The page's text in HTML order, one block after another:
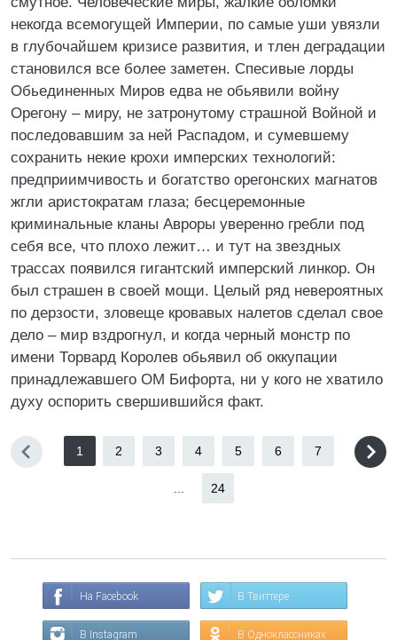
некогда всемогущей Империи, по самые уши увязли
в глубочайшем кризисе развития, и тлен деградации
становился все более заметен. Спесивые лорды
Обьединенных Миров едва не обьявили войну
Орегону – миру, не затронутому страшной Войной и
последовавшим за ней Распадом, и сумевшему
сохранить некие крохи имперских технологий:
предприимчивость и богатство орегонских магнатов
жгли аристократам глаза; бесцеремонные
криминальные кланы Авроры уверенно гребли под
себя все, что плохо лежит… и тут на звездных
трассах появился гигантский имперский линкор. Он
был страшен в своей мощи. Целый ряд невероятных
по дерзости, зловеще кровавых налетов сделал свое
дело – мир вздрогнул, и когда черный монстр по
имени Торвард Королев обьявил об оккупации
принадлежавшего ОМ Бифорта, ни у кого не хватило
духу оспорить свершившийся факт.
1 2 3 4 5 6 7
24
На Facebook В Твиттере
В Instagram В Одноклассниках